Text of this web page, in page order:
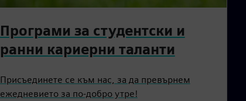
Програми за студентски и
ранни кариерни таланти
Присъединете се към нас, за да превърнем
ежедневието за по-добро утре!